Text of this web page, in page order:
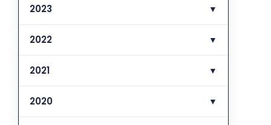
2023 ▼
2022 ▼
2021 ▼
2020 ▼